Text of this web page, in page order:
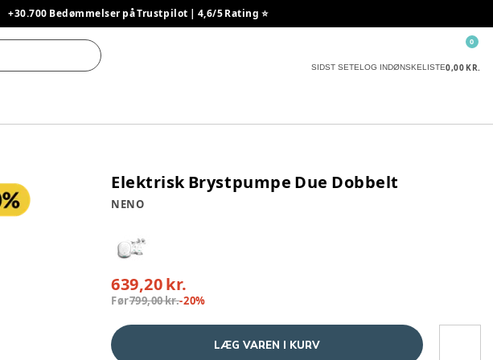
+30.700 Bedømmelser på Trustpilot | 4,6/5 Rating ⭐️
SIDST SETELOG INDØNSKELISTE0,00 KR.
0
Elektrisk Brystpumpe Due Dobbelt
NENO
639,20 kr.
Før799,00 kr.-20%
LÆG VAREN I KURV